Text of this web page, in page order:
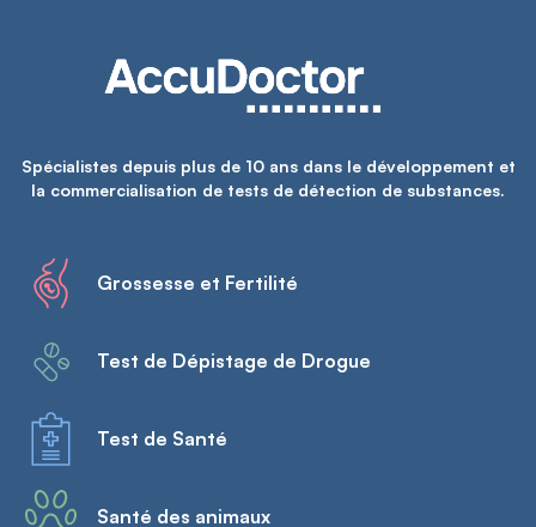
Spécialistes depuis plus de 10 ans dans le développement et
la commercialisation de tests de détection de substances.
Grossesse et Fertilité
Test de Dépistage de Drogue
Test de Santé
Santé des animaux